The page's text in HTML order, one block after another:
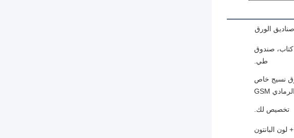
الورق
صندوق
طي.
تخصيص لك.